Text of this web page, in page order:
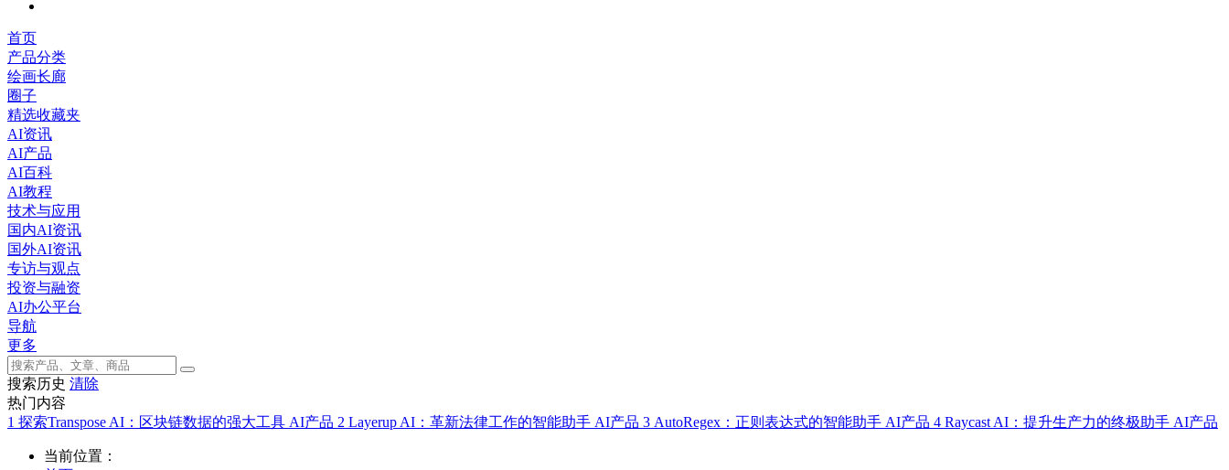
首页
产品分类
绘画长廊
圈子
精选收藏夹
AI资讯
AI产品
AI百科
AI教程
技术与应用
国内AI资讯
国外AI资讯
专访与观点
投资与融资
AI办公平台
导航
更多
搜索历史 清除
热门内容
1 探索Transpose AI：区块链数据的强大工具 AI产品 2 Layerup AI：革新法律工作的智能助手 AI产品 3 AutoRegex：正则表达式的智能助手 AI产品 4 Raycast AI：提升生产力的终极助手 AI产品
当前位置：